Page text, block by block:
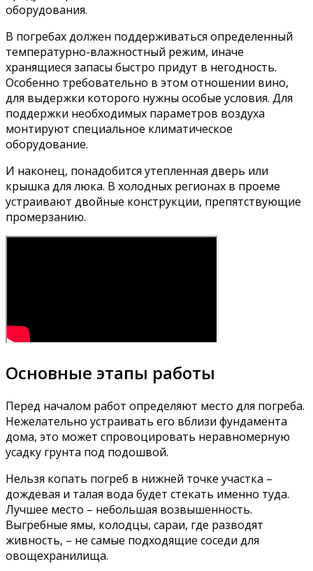
оборудования.
В погребах должен поддерживаться определенный
температурно-влажностный режим, иначе
хранящиеся запасы быстро придут в негодность.
Особенно требовательно в этом отношении вино,
для выдержки которого нужны особые условия. Для
поддержки необходимых параметров воздуха
монтируют специальное климатическое
оборудование.
И наконец, понадобится утепленная дверь или
крышка для люка. В холодных регионах в проеме
устраивают двойные конструкции, препятствующие
промерзанию.
Основные этапы работы
Перед началом работ определяют место для погреба.
Нежелательно устраивать его вблизи фундамента
дома, это может спровоцировать неравномерную
усадку грунта под подошвой.
Нельзя копать погреб в нижней точке участка –
дождевая и талая вода будет стекать именно туда.
Лучшее место – небольшая возвышенность.
Выгребные ямы, колодцы, сараи, где разводят
живность, – не самые подходящие соседи для
овощехранилища.